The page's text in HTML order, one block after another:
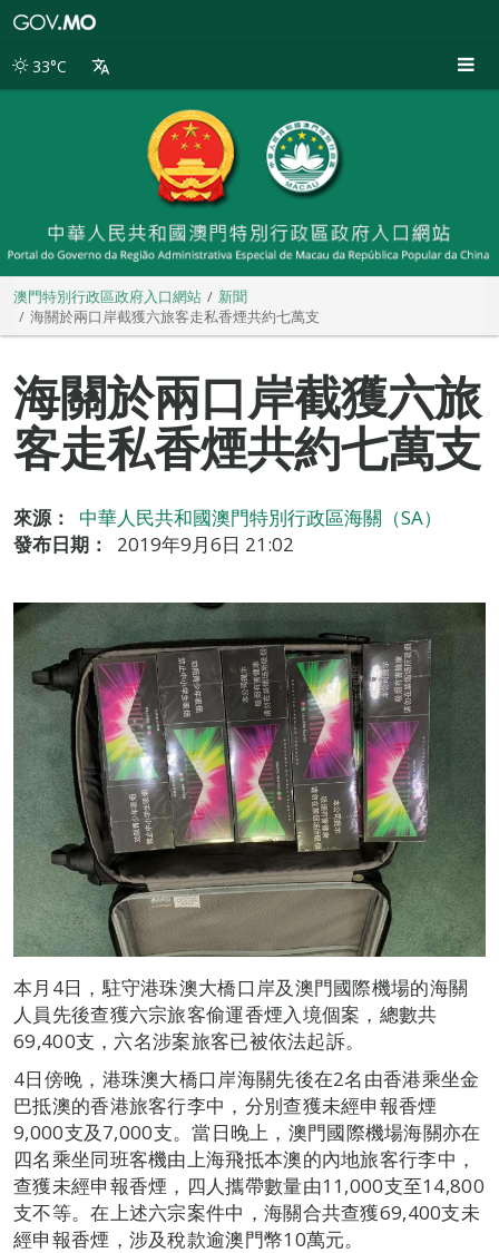
別
33°C
澳門特別行政區政府入口網站
新聞
海關於兩口岸截獲六旅客走私香煙共約七萬支
海關於兩口岸截獲六旅
客走私香煙共約七萬支
來源：
中華人民共和國澳門特別行政區海關（SA）
發布日期：
2019年9月6日 21:02
本月4日，駐守港珠澳大橋口岸及澳門國際機場的海關
人員先後查獲六宗旅客偷運香煙入境個案，總數共
69,400支，六名涉案旅客已被依法起訴。
4日傍晚，港珠澳大橋口岸海關先後在2名由香港乘坐金
巴抵澳的香港旅客行李中，分別查獲未經申報香煙
9,000支及7,000支。當日晚上，澳門國際機場海關亦在
四名乘坐同班客機由上海飛抵本澳的內地旅客行李中，
查獲未經申報香煙，四人攜帶數量由11,000支至14,800
支不等。在上述六宗案件中，海關合共查獲69,400支未
經申報香煙，涉及稅款逾澳門幣10萬元。